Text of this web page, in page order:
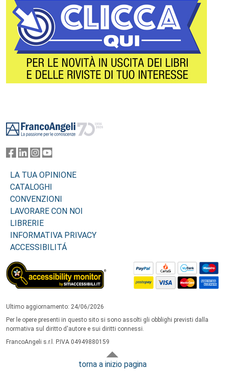
LA TUA OPINIONE
CATALOGHI
CONVENZIONI
LAVORARE CON NOI
LIBRERIE
INFORMATIVA PRIVACY
ACCESSIBILITÁ
Ultimo aggiornamento: 24/06/2026
Per le opere presenti in questo sito si sono assolti gli obblighi previsti dalla
normativa sul diritto d'autore e sui diritti connessi.
FrancoAngeli s.r.l. P.IVA 04949880159
torna a inizio pagina